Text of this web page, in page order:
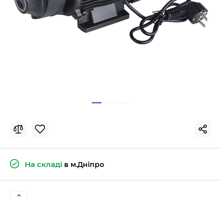
На складі в м.Дніпро